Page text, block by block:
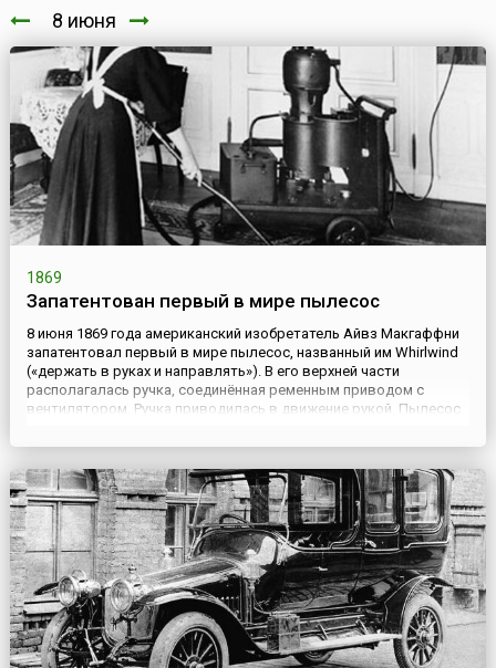
8 июня
1869
Запатентован первый в мире пылесос
8 июня 1869 года американский изобретатель Айвз Макгаффни
запатентовал первый в мире пылесос, названный им Whirlwind
(«держать в руках и направлять»). В его верхней части
располагалась ручка, соединённая ременным приводом с
вентилятором. Ручка приводилась в движение рукой. Пылесос
необходимости одновременно крутить ручку и толкать
устройст...